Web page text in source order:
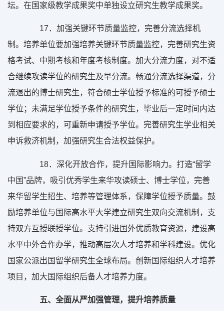
坛。在国家级教学成果奖中单独设立研究生教学成果奖。
17 ．加强关键环节质量监控，完善分流选择机
制。培养单位要加强培养关键环节质量监控，完善研究生资
格考试、中期考核和年度考核制度。加大分流力度，对不适
合继续攻读学位的研究生及早分流。畅通分流选择渠道，分
流退出的博士研究生，符合硕士学位授予标准的可授予硕士
学位；未满足学位授予条件的研究生，毕业后一定时间内达
到相应要求的，可重新申请授予学位。完善研究生学业相关
申诉救济机制，加强研究生合法权益保护。
18．深化开放合作，提升国际影响力。打造“留学
中国”品牌，吸引优秀学生来华攻读硕士、博士学位，完善
来华留学生招生、培养等管理体系，保障学位授予质量。鼓
励培养单位与国际高水平大学建立研究生双向交流机制，支
持双方互授联授学位。支持引进国外优质教育资源，建设高
水平中外合作办学，推动高层次人才培养和学科建设。优化
国家公派出国留学研究生全球布局。创新国际组织人才培养
项目，加大国际组织后备人才培养力度。
五、全面从严加强管理，提升培养质量